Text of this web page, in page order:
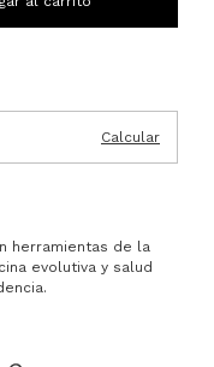
Calcular
herramientas de la
evolutiva y salud